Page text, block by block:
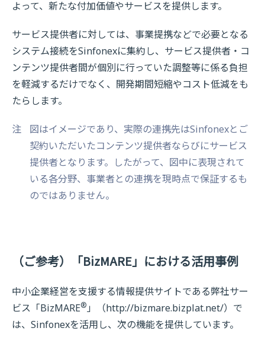
よって、新たな付加価値やサービスを提供します。
サービス提供者に対しては、事業提携などで必要となる
システム接続をSinfonexに集約し、サービス提供者・コ
ンテンツ提供者間が個別に行っていた調整等に係る負担
を軽減するだけでなく、開発期間短縮やコスト低減をも
たらします。
注
図はイメージであり、実際の連携先はSinfonexとご
契約いただいたコンテンツ提供者ならびにサービス
提供者となります。したがって、図中に表現されて
いる各分野、事業者との連携を現時点で保証するも
のではありません。
（ご参考）「BizMARE」における活用事例
中小企業経営を支援する情報提供サイトである弊社サー
ビス「BizMARE® 」（http://bizmare.bizplat.net/）で
は、Sinfonexを活用し、次の機能を提供しています。